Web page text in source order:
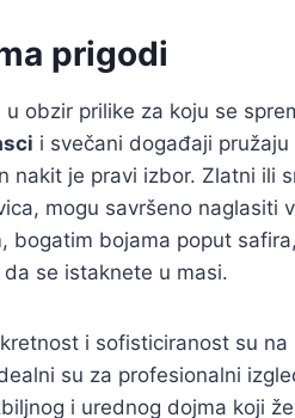
prigodi
obzir prilike za koju se
i svečani događaji
nakit je pravi izbor. Zlatni ili
mogu savršeno naglasiti
bogatim bojama poput
se istaknete u masi.
i sofisticiranost su
su za profesionalni
i urednog dojma koji